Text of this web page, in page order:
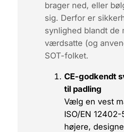
brager ned, eller
sig. Derfor er
synlighed blandt de
værdsatte (og
SOT-folket.
CE-godkendt
til padling
Vælg en vest
ISO/EN 12402-
højere,